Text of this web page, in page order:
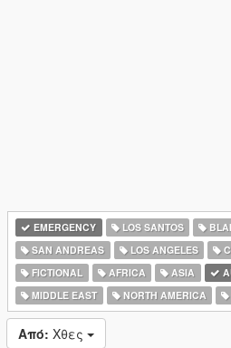
EMERGENCY LOS SANTOS
SAN ANDREAS
LOS ANGELES
FICTIONAL
AFRICA ASIA
MIDDLE EAST
NORTH AMERICA
Από: Χθες